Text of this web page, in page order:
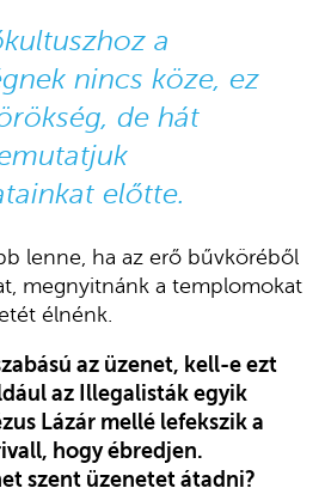
a
nincs köze, ez
de hát
előtte.
lenne, ha az erő bűvköréből
megnyitnánk a templomokat
élnénk.
az üzenet, kell-e ezt
az Illegalisták egyik
Lázár mellé lefekszik a
hogy ébredjen.
szent üzenetet átadni?